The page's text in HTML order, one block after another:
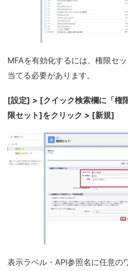
MFAを有効化するには、権限セ
当てる必要があります。
[設定] > [クイック検索欄に「権
限セット]をクリック > [新規]
表示ラベル・API参照名に任意の